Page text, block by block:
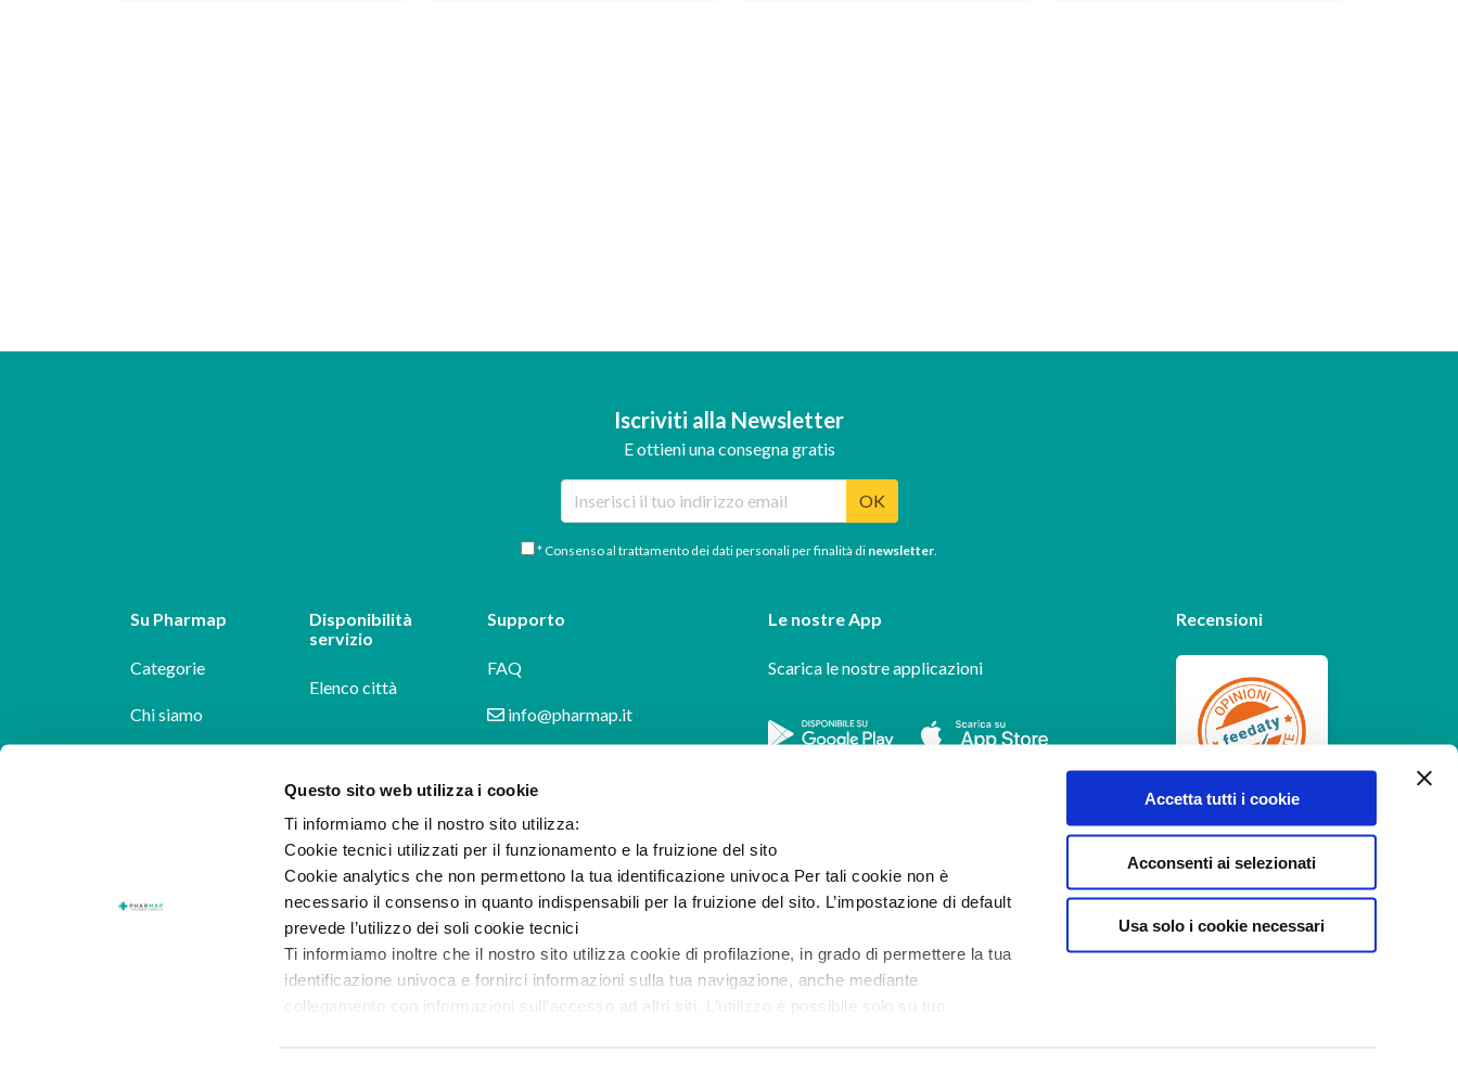
Questo sito web utilizza i cookie
Ti informiamo che il nostro sito utilizza:
Cookie tecnici utilizzati per il funzionamento e la fruizione del sito
Cookie analytics che non permettono la tua identificazione univoca Per tali cookie non è
necessario il consenso in quanto indispensabili per la fruizione del sito. L’impostazione di default
prevede l’utilizzo dei soli cookie tecnici
Ti informiamo inoltre che il nostro sito utilizza cookie di profilazione, in grado di permettere la tua
identificazione univoca e fornirci informazioni sulla tua navigazione, anche mediante
collegamento con informazioni sull’accesso ad altri siti. L’utilizzo è possibile solo su tuo
Accetta tutti i cookie
Acconsenti ai selezionati
Usa solo i cookie necessari
Iscriviti alla Newsletter
E ottieni una consegna gratis
OK
* Consenso al trattamento dei dati personali per finalità di newsletter
Su Pharmap
Categorie
Chi siamo
Disponibilità
servizio
Elenco città
Supporto
FAQ
info@pharmap.it
Le nostre App
Scarica le nostre applicazioni
Recensioni
Feedaty4.7/5
-385